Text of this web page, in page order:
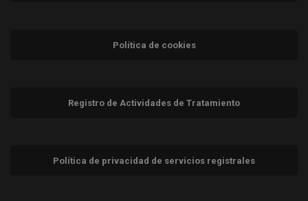
Política de cookies
Registro de Actividades de Tratamiento
Política de privacidad de servicios registrales